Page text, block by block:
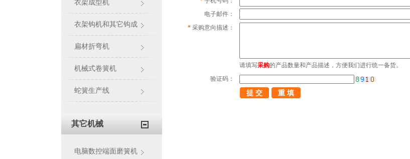
电子邮件：
* 采购意向描述：
请填写采购的产品数量和产品描述，方便我们进行统一备货。
验证码：
衣架成型机
衣架钩机和其它钩成
型机
扁材折弯机
机械式卷簧机
蛇簧生产线
其它机械
电脑数控端面磨簧机